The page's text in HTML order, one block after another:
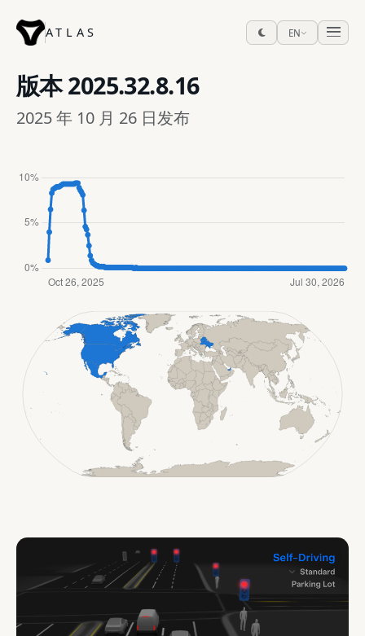
ATLAS EN
版本2025.32.8.16
2025 年 10 月 26 日发布